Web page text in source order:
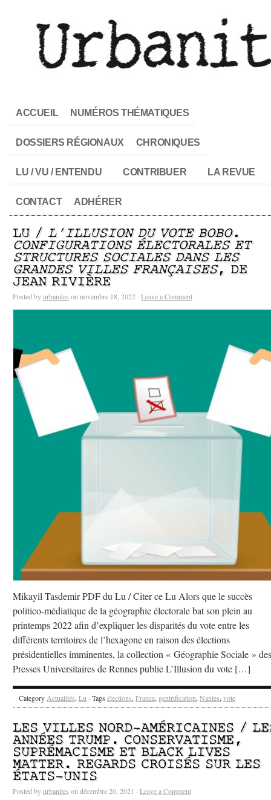
ACCUEIL NUMÉROS THÉMATIQUES
DOSSIERS RÉGIONAUX CHRONIQUES
LU / VU / ENTENDU CONTRIBUER LA REVUE
CONTACT ADHÉRER
LU / L’ILLUSION DU VOTE BOBO.
CONFIGURATIONS ÉLECTORALES ET
STRUCTURES SOCIALES DANS LES
GRANDES VILLES FRANÇAISES, DE
JEAN RIVIÈRE
Posted byurbanites on novembre 18, 2022 · Leave a Comment
Mikayil Tasdemir PDF du Lu / Citer ce Lu Alors que le succès
politico-médiatique de la géographie électorale bat son plein au
printemps 2022 afin d’expliquer les disparités du vote entre les
différents territoires de l’hexagone en raison des élections
présidentielles imminentes, la collection « Géographie Sociale » des
Presses Universitaires de Rennes publie L’Illusion du vote […]
Category Actualités, Lu · Tags élections, France, gentrification, Nantes, vote
LES VILLES NORD-AMÉRICAINES /
ANNÉES TRUMP. CONSERVATISME,
SUPRÉMACISME ET BLACK LIVES
MATTER. REGARDS CROISÉS SUR LES
ÉTATS-UNIS
Posted byurbanites on décembre 20, 2021 · Leave a Comment